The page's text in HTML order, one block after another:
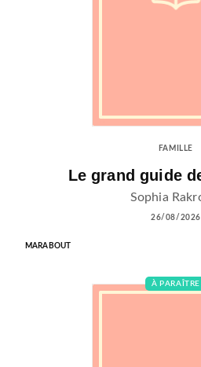
FAMILLE
Le grand guide
Sophia
26/08/2026
MARABOUT
À PARAÎTRE